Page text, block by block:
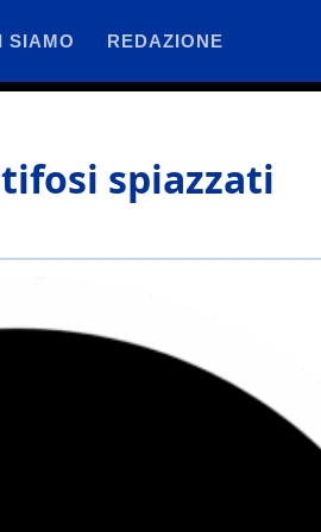
SIAMO REDAZIONE
spiazzati